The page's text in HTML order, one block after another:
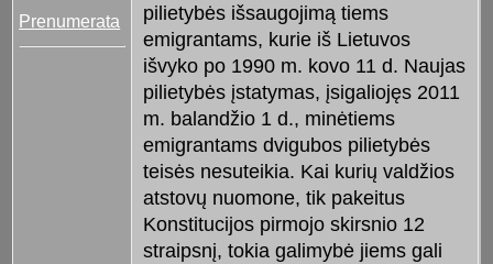
Prenumerata
pilietybės išsaugojimą tiems
emigrantams, kurie iš Lietuvos
išvyko po 1990 m. kovo 11 d. Naujas
pilietybės įstatymas, įsigaliojęs 2011
m. balandžio 1 d., minėtiems
emigrantams dvigubos pilietybės
teisės nesuteikia. Kai kurių valdžios
atstovų nuomone, tik pakeitus
Konstitucijos pirmojo skirsnio 12
straipsnį, tokia galimybė jiems gali